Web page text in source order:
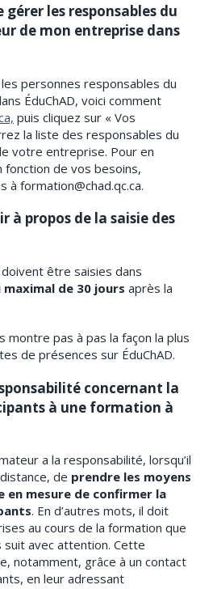
les responsables du
de mon entreprise dans
personnes responsables du
ÉduChAD, voici comment
puis cliquez sur « Vos
la liste des responsables du
votre entreprise. Pour en
de vos besoins,
à formation@chad.qc.ca.
à propos de la saisie des
être saisies dans
maximal de 30 jours après la
montre pas à pas la façon la plus
de présences sur ÉduChAD.
concernant la
à une formation à
a la responsabilité, lorsqu’il
de prendre les moyens
en mesure de confirmer la
. En d’autres mots, il doit
au cours de la formation que
suit avec attention. Cette
notamment, grâce à un contact
en leur adressant